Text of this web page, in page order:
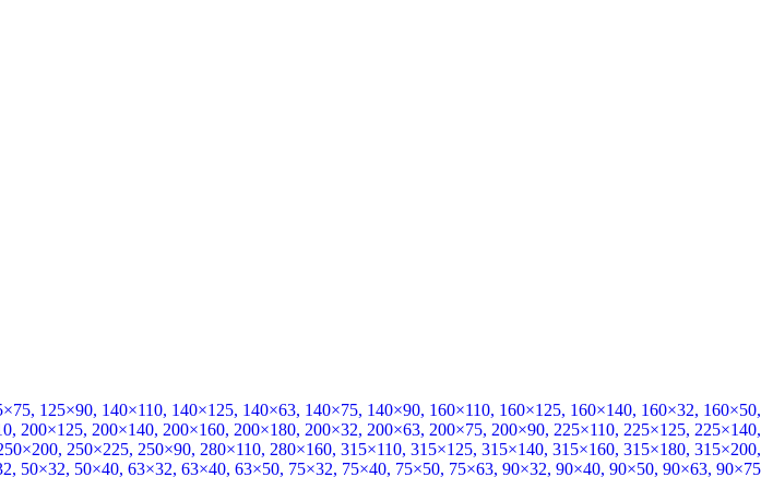
, 125×90, 140×110, 140×125, 140×63, 140×75, 140×90, 160×110, 160×125, 160×140, 160×32, 160×50,
, 200×125, 200×140, 200×160, 200×180, 200×32, 200×63, 200×75, 200×90, 225×110, 225×125, 225×140,
, 250×225, 250×90, 280×110, 280×160, 315×110, 315×125, 315×140, 315×160, 315×180, 315×200,
, 50×32, 50×40, 63×32, 63×40, 63×50, 75×32, 75×40, 75×50, 75×63, 90×32, 90×40, 90×50, 90×63, 90×75